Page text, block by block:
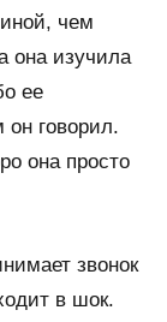
чем
она изучила
ее
он говорил.
она просто
звонок
в шок.